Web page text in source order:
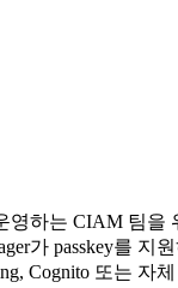
영하는 CIAM 팀을
가 passkey를
Cognito 또는